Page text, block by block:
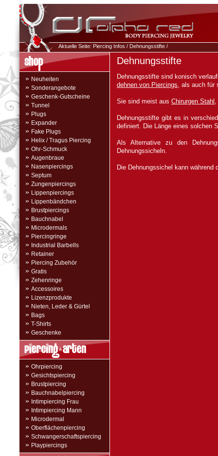
Aktuelle Seite: Piercing Infos / Dehnungsstifte /
» Neuheiten
» Sonderangebote
» Geschenk-Gutscheine
» Tunnel
» Plugs
» Expander
» Fake Plugs
» Helix / Tragus Piercing
» Ohr-Schmuck
» Augenbraue
» Nasenpiercings
» Septum
» Zungenpiercings
» Lippenpiercings
» Lippenbändchen
» Brustpiercings
» Bauchnabel
» Microdermals
» Piercingringe
» Industrial Barbells
» Retainer
» Piercing Zubehör
» Gratis
» Zehenringe
» Accessoires
» Lizenzprodukte
» Nieten, Leder & Gürtel
» Bags
» T-Shirts
» Geschenke
» Ohrpiercing
» Gesichtspiercing
» Brustpiercing
» Bauchnabelpiercing
» Intimpiercing Frau
» Intimpiercing Mann
» Microdermal
» Oberflächenpiercing
» Schwangerschaftspiercing
» Playpiercings
Dehnungsstifte
Dehnungsstifte sind konisch
dehnen von Piercings, als auch für
Sie sind meist aus Chirurgen Stahl ,
Dehnungsstifte gibt es in
definiert. Die Länge eines solchen
Als Alternative zu den
Dehnungssicheln.
Die Dehnungssichel kann während